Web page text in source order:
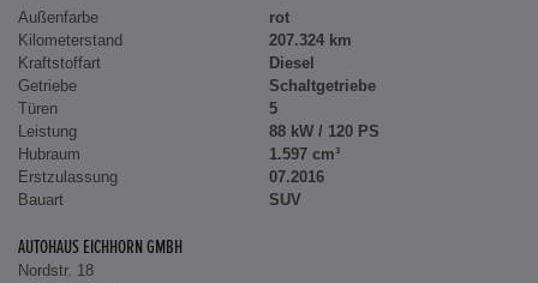
Außenfarbe
rot
Kilometerstand
207.324 km
Kraftstoffart
Diesel
Getriebe
Schaltgetriebe
Türen
5
Leistung
88 kW / 120 PS
Hubraum
1.597 cm³
Erstzulassung
07.2016
Bauart
SUV
AUTOHAUS EICHHORN GMBH
Nordstr. 18